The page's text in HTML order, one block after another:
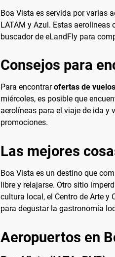
Boa Vista es servida por varias
LATAM y Azul. Estas
buscador de eLandFly para
Consejos para
Para encontrarofertas de
miércoles, es posible que
aerolíneas para el viaje de ida y
promociones.
Las mejores
Boa Vista es un destino que
libre y relajarse. Otro sitio
cultura local, el Centro de Arte y
para degustar la gastronomía
Aeropuertos en